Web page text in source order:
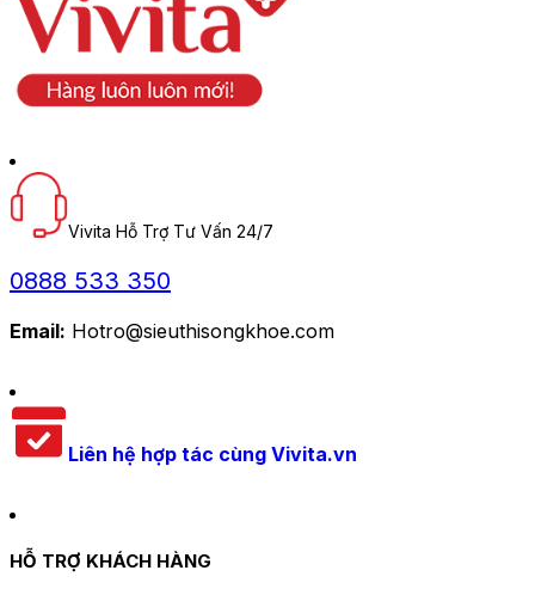
Vivita Hỗ Trợ Tư Vấn 24/7
0888 533 350
Email: Hotro@sieuthisongkhoe.com
Liên hệ hợp tác cùng Vivita.vn
HỖ TRỢ KHÁCH HÀNG